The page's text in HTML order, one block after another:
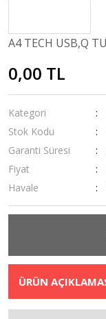
A4 TECH USB,Q
0,00 TL
Kategori
Stok Kodu
Garanti Süresi
Fiyat
Havale
ÜRÜN